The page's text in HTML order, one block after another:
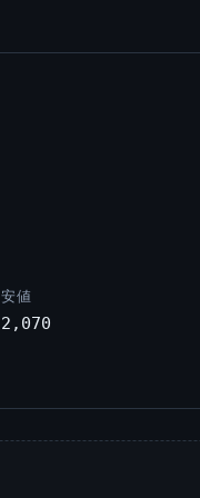
安値
2,070